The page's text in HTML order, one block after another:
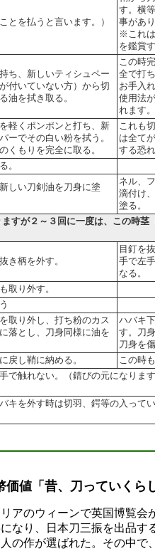
とを払うと言います。）
す。横
事があり
※これ
を鑑賞
ち、新しいティシュペー
付いていない方）から切
油を拭き取る。
この時
全で打
お手入
使用法
れます。
軽くポンポンと打ち、新
ーでその白い粉を拭う。
くもりを完全に取る。
これも
は全て
する恐
。
しい刀剣油を刀身に塗
ネル、
滴付け
塗る。
すが２～３回に一度は、この時茎
き柄を外す。
目釘を
手で左
なる。
取り外す。
取り外し、打ち粉のカス
落とし、刀身同様に油を
ハバキ
す。刀
刀身を
戻し鞘に納める。 この時
で触れない。（錆びの元になりま
キを外す時は切羽、鍔等の入って
価値「昔、刀っていくら
アのウィーンで英国博覧会
なり、日本刀三振を出品す
の作が選ばれた。その中で、